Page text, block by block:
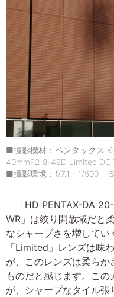
■撮影機材：ペンタックス
40mmF2.8-4ED Limited DC
■撮影環境：f/7.1 1/500
「HD PENTAX-DA
WR」は絞り開放域だと
なシャープさを増して
「Limited」レンズは味
が、このレンズは柔ら
ものだと感じます。こ
が、シャープなタイル